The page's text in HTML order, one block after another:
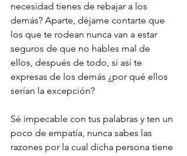
necesidad tienes de rebajar a los
demás? Aparte, déjame contarte que
los que te rodean nunca van a estar
seguros de que no hables mal de
ellos, después de todo, si así te
expresas de los demás ¿por qué ellos
serían la excepción?
Sé impecable con tus palabras y ten un
poco de empatía, nunca sabes las
razones por la cual dicha persona tiene